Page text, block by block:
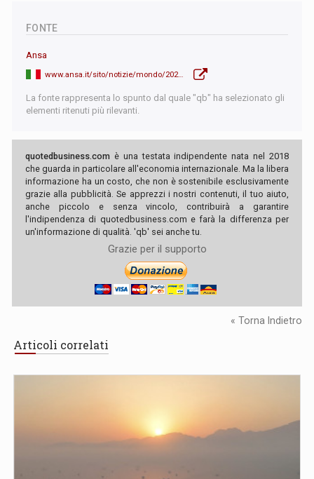
FONTE
Ansa
La fonte rappresenta lo spunto dal quale "qb" ha selezionato gli
elementi ritenuti più rilevanti.
quotedbusiness.com è una testata indipendente nata nel 2018
che guarda in particolare all'economia internazionale. Ma la libera
informazione ha un costo, che non è sostenibile esclusivamente
grazie alla pubblicità. Se apprezzi i nostri contenuti, il tuo aiuto,
anche piccolo e senza vincolo, contribuirà a garantire
l'indipendenza di quotedbusiness.com e farà la differenza per
un'informazione di qualità. 'qb' sei anche tu.
Grazie per il supporto
« Torna Indietro
Articoli correlati